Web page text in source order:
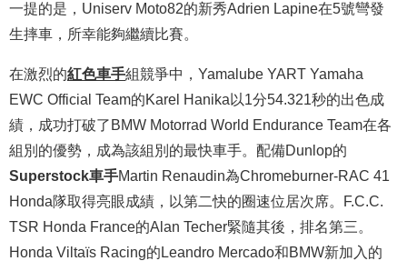
一提的是，Uniserv Moto82的新秀Adrien Lapine在5號彎發
生摔車，所幸能夠繼續比賽。
在激烈的紅色車手組競爭中，Yamalube YART Yamaha
EWC Official Team的Karel Hanika以1分54.321秒的出色成
績，成功打破了BMW Motorrad World Endurance Team在各
組別的優勢，成為該組別的最快車手。配備Dunlop的
Superstock車手Martin Renaudin為Chromeburner-RAC 41
Honda隊取得亮眼成績，以第二快的圈速位居次席。F.C.C.
TSR Honda France的Alan Techer緊隨其後，排名第三。
Honda Viltaïs Racing的Leandro Mercado和BMW新加入的